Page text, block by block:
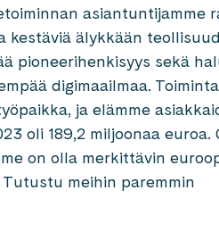
asiantuntijamme
älykkään
pioneerihenkisyys sekä
digimaailmaa.
ja elämme
oli 189,2 miljoonaa euroa.
on olla merkittävin
meihin paremmin